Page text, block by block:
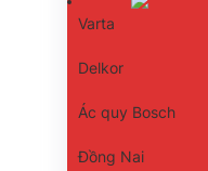
Varta
Delkor
Ác quy Bosch
Đồng Nai